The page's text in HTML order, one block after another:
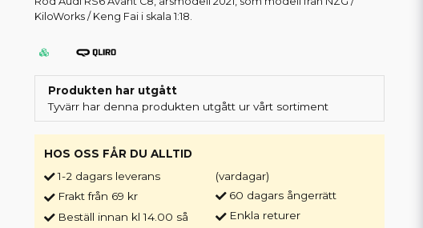
KiloWorks / Keng Fai i skala 1:18.
Produkten har utgått
Tyvärr har denna produkten utgått ur vårt sortiment
HOS OSS FÅR DU ALLTID
1-2 dagars leverans
Frakt från 69 kr
Beställ innan kl 14.00 så
(vardagar)
60 dagars ångerrätt
Enkla returer